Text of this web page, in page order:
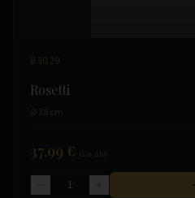
B3029
Rosetti
Ø 38 cm
37.99 €